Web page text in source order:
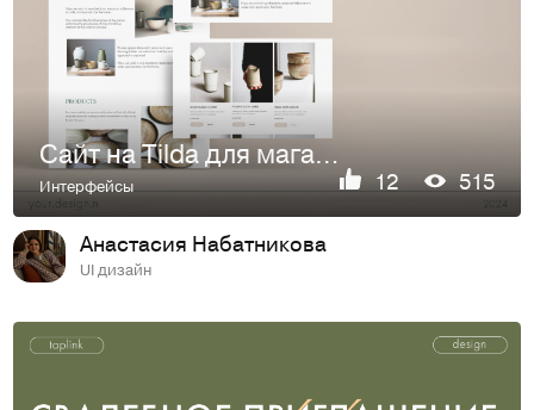
Сайт на Tilda для магазина посуды
Интерфейсы 12 515
Анастасия Набатникова
UI дизайн